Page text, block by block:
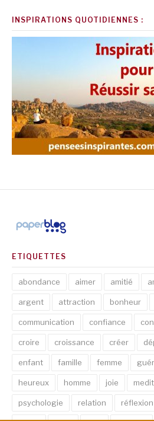
INSPIRATIONS QUOTIDIENNES :
ETIQUETTES
abondance aimer amitié
argent attraction bonheur
communication confiance
croire croissance créer
enfant famille femme
heureux homme joie
psychologie relation réflexion